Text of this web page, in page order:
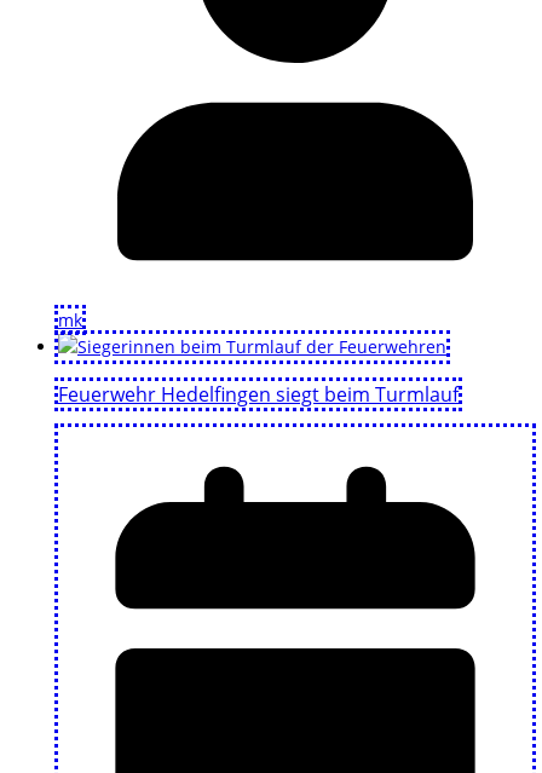
mk
Feuerwehr Hedelfingen siegt beim Turmlauf